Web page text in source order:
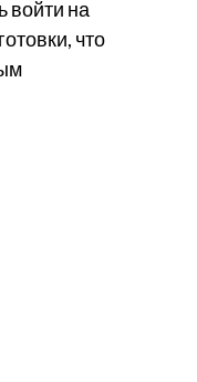
войти на
что